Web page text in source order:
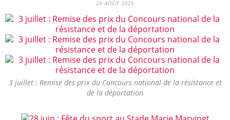
24 AOÛT 2025
3 juillet : Remise des prix du Concours national de la résistance et
de la déportation